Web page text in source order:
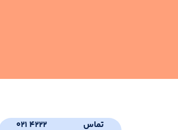
تماس
021 4222